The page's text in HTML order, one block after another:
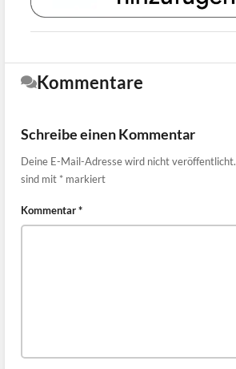
Kommentare
Schreibe einen Kommentar
Deine E-Mail-Adresse wird nicht veröffentlicht.
sind mit * markiert
Kommentar*